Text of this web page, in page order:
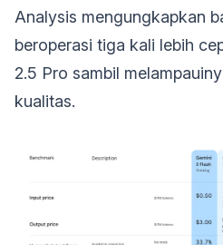
Analysis mengungkapkan
beroperasi tiga kali lebih
2.5 Pro sambil
kualitas.